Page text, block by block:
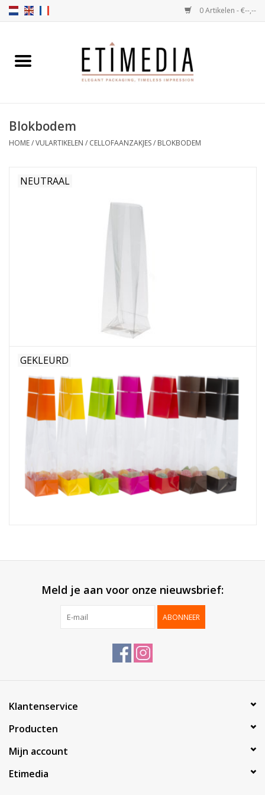
0 Artikelen - €--,--
Home
Transparant
Nieuw 2026
Showroomdagen
Catalogus: Lente/Pasen 2026
Blokbodem
HOME/VULARTIKELEN / CELLOFAANZAKJES/ BLOKBODEM
NEUTRAAL
GEKLEURD
Meld je aan voor onze nieuwsbrief:
ABONNEER
Klantenservice
Producten
Mijn account
Etimedia